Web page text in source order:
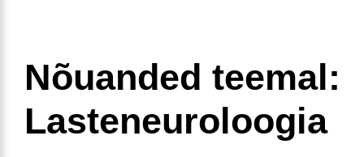
Nõuanded teemal:
Lasteneuroloogia